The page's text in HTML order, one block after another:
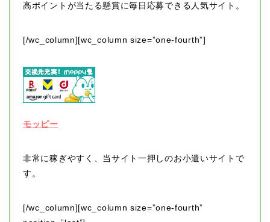
高ポイントが当たる懸賞に毎日応募できる人気サイト。
[/wc_column][wc_column size=”one-fourth”]
モッピー
非常に稼ぎやすく、当サイト一押しのお小遣いサイトで
す。
[/wc_column][wc_column size=”one-fourth”